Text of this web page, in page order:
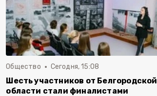
Общество Сегодня, 15:08
Шесть участников от Белгородской
области стали финалистами